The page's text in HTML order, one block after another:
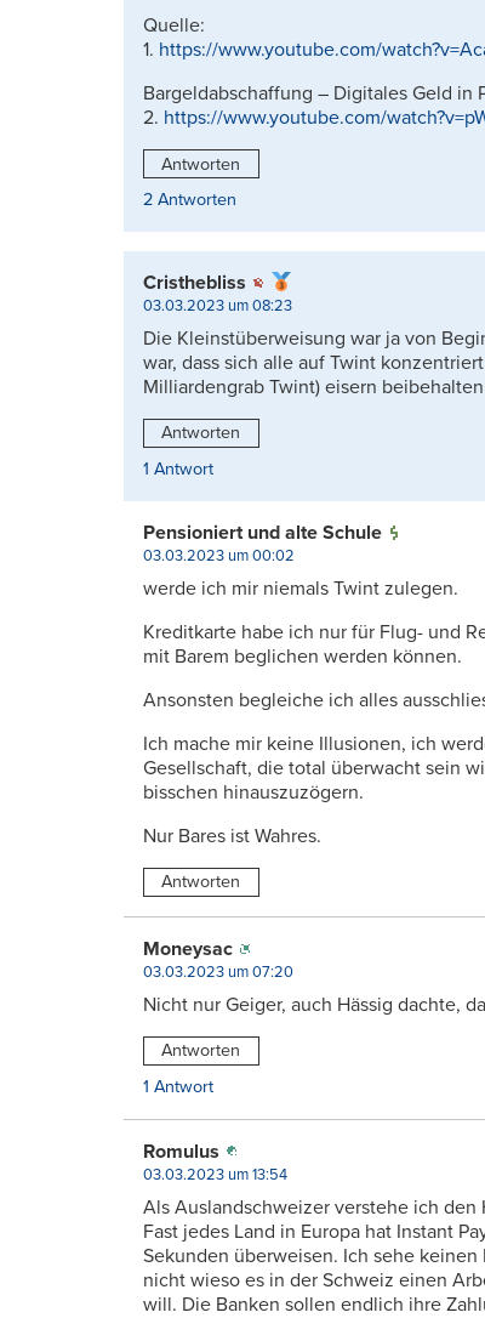
Quelle:
1. https://www.youtube.com/
Bargeldabschaffung – Digitales Geld in
2. https://www.youtube.com/
Antworten
2 Antworten
Cristhebliss
03.03.2023 um 08:23
Die Kleinstüberweisung war ja von
war, dass sich alle auf Twint
Milliardengrab Twint) eisern
Antworten
1 Antwort
Pensioniert und alte Schule
03.03.2023 um 00:02
werde ich mir niemals Twint zulegen.
Kreditkarte habe ich nur für Flug- und
mit Barem beglichen werden können.
Ansonsten begleiche ich alles
Ich mache mir keine Illusionen, ich
Gesellschaft, die total überwacht sein
bisschen hinauszuzögern.
Nur Bares ist Wahres.
Antworten
Moneysac
03.03.2023 um 07:20
Nicht nur Geiger, auch Hässig dachte,
Antworten
1 Antwort
Romulus
03.03.2023 um 13:54
Als Auslandschweizer verstehe ich den
Fast jedes Land in Europa hat Instant
Sekunden überweisen. Ich sehe
nicht wieso es in der Schweiz einen
will. Die Banken sollen endlich ihre